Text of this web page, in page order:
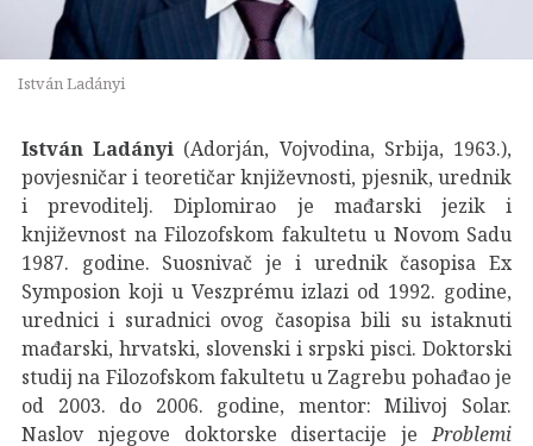
István Ladányi
István Ladányi (Adorján, Vojvodina, Srbija, 1963.),
povjesničar i teoretičar književnosti, pjesnik, urednik
i prevoditelj. Diplomirao je mađarski jezik i
književnost na Filozofskom fakultetu u Novom Sadu
1987. godine. Suosnivač je i urednik časopisa Ex
Symposion koji u Veszprému izlazi od 1992. godine,
urednici i suradnici ovog časopisa bili su istaknuti
mađarski, hrvatski, slovenski i srpski pisci. Doktorski
studij na Filozofskom fakultetu u Zagrebu pohađao je
od 2003. do 2006. godine, mentor: Milivoj Solar.
Naslov njegove doktorske disertacije je Problemi